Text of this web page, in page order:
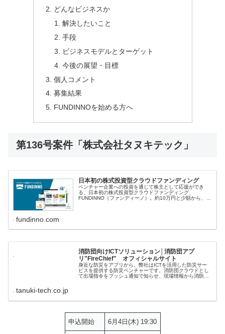
どんなビジネスか
解決したいこと
手段
ビジネスモデルとターゲット
今後の展望・目標
個人コメント
募集結果
FUNDINNOを始める方へ
第136号案件「株式会社タヌキテック」
日本初の株式投資型クラウドファンディング
ベンチャー企業への投資を通じて株主として応援ができ
る、日本初の株式投資型クラウドファンディング、
FUNDINNO（ファンディーノ）。約10万円と少額から、個
fundinno.com
消防団向けICTソリューション│消防団アプ
リ"FireChief" オフィシャルサイト
身近な防災をアプリから。弊社はICTを活用した防災サー
ビスを提供する防災ベンチャーです。消防団クラウドとし
て出場指令をプッシュ通知で知らせ、現場情報から消防団
tanuki-tech.co.jp
申込開始 6月4日(木) 19:30